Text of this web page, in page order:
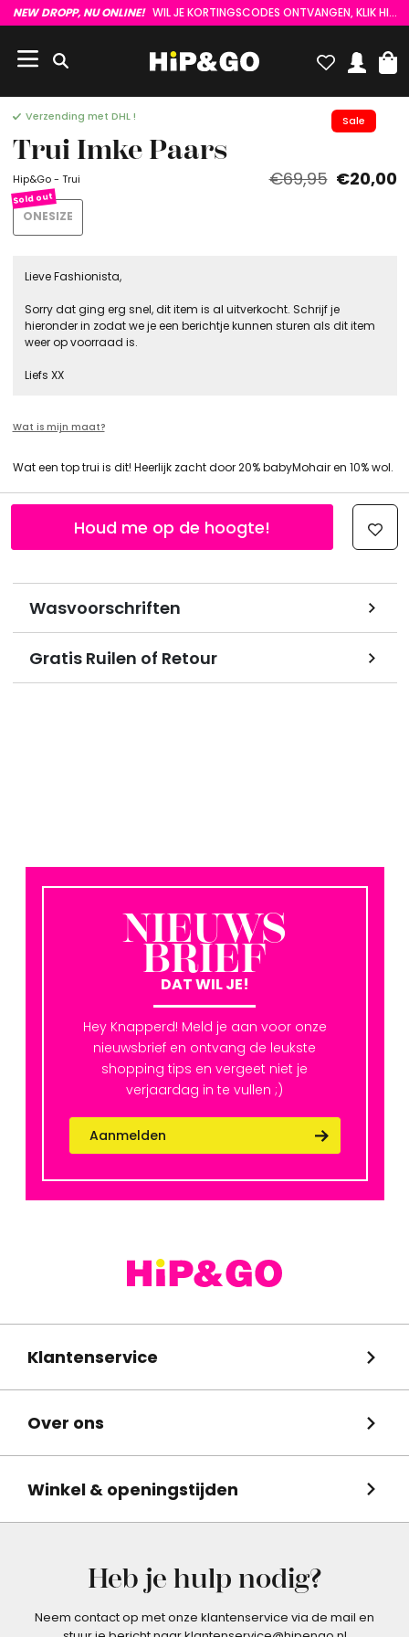
NEW DROPP, NU ONLINE! WIL JE KORTINGSCODES ONTVANGEN, KLIK HIER :)
Sale
Verzending met DHL !
Trui Imke Paars
Hip&Go - Trui €69,95 €20,00
ONESIZE
Lieve Fashionista,
Sorry dat ging erg snel, dit item is al uitverkocht. Schrijf je
hieronder in zodat we je een berichtje kunnen sturen als dit item
weer op voorraad is.
Liefs XX
Wat is mijn maat?
Wat een top trui is dit! Heerlijk zacht door 20% babyMohair en 10% wol.
Wasvoorschriften
Gratis Ruilen of Retour
Houd me op de hoogte!
NIEUWS
BRIEF
DAT WIL JE!
Hey Knapperd! Meld je aan voor onze
nieuwsbrief en ontvang de leukste
shopping tips en vergeet niet je
verjaardag in te vullen ;)
Aanmelden
Klantenservice
Over ons
Winkel & openingstijden
Heb je hulp nodig?
Neem contact op met onze klantenservice via de mail en